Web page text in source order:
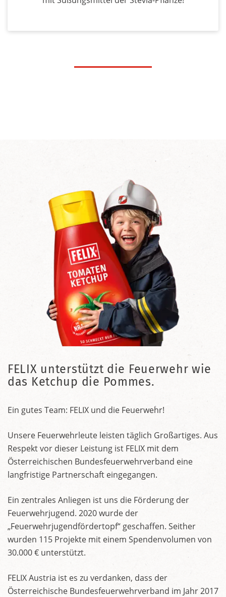
FELIX unterstützt die Feuerwehr wie
das Ketchup die Pommes.
Ein gutes Team: FELIX und die Feuerwehr!
Unsere Feuerwehrleute leisten täglich Großartiges. Aus
Respekt vor dieser Leistung ist FELIX mit dem
Österreichischen Bundesfeuerwehrverband eine
langfristige Partnerschaft eingegangen.
Ein zentrales Anliegen ist uns die Förderung der
Feuerwehrjugend. 2020 wurde der
„Feuerwehrjugendfördertopf“ geschaffen. Seither
wurden 115 Projekte mit einem Spendenvolumen von
30.000 € unterstützt.
FELIX Austria ist es zu verdanken, dass der
Österreichische Bundesfeuerwehrverband im Jahr 2017